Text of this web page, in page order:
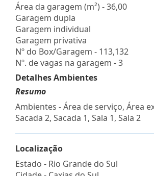
Área da garagem (m²) - 36,00
Garagem dupla
Garagem individual
Garagem privativa
Nº do Box/Garagem - 113,132
Nº. de vagas na garagem - 3
Detalhes Ambientes
Resumo
Ambientes - Área de serviço, Área
Sacada 2, Sacada 1, Sala 1, Sala 2
Localização
Estado - Rio Grande do Sul